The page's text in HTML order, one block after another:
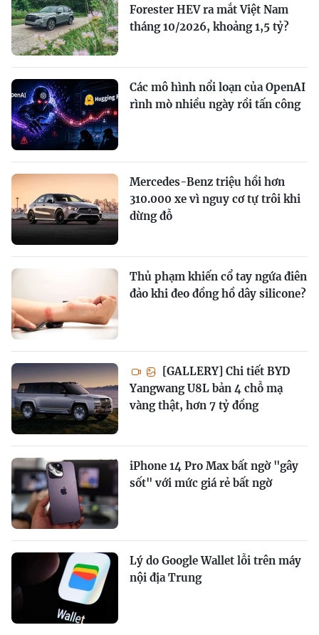
Forester HEV ra mắt Việt Nam
tháng 10/2026, khoảng 1,5 tỷ?
Các mô hình nổi loạn của OpenAI
rình mò nhiều ngày rồi tấn công
Mercedes-Benz triệu hồi hơn
310.000 xe vì nguy cơ tự trôi khi
dừng đỗ
Thủ phạm khiến cổ tay ngứa điên
đảo khi đeo đồng hồ dây silicone?
[GALLERY] Chi tiết BYD
Yangwang U8L bản 4 chỗ mạ
vàng thật, hơn 7 tỷ đồng
iPhone 14 Pro Max bất ngờ "gây
sốt" với mức giá rẻ bất ngờ
Lý do Google Wallet lỗi trên máy
nội địa Trung